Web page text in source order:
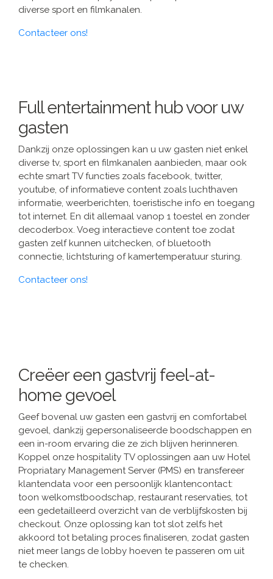
diverse sport en filmkanalen.
Contacteer ons!
Full entertainment hub voor uw
gasten
Dankzij onze oplossingen kan u uw gasten niet enkel
diverse tv, sport en filmkanalen aanbieden, maar ook
echte smart TV functies zoals facebook, twitter,
youtube, of informatieve content zoals luchthaven
informatie, weerberichten, toeristische info en toegang
tot internet. En dit allemaal vanop 1 toestel en zonder
decoderbox. Voeg interactieve content toe zodat
gasten zelf kunnen uitchecken, of bluetooth
connectie, lichtsturing of kamertemperatuur sturing.
Contacteer ons!
Creëer een gastvrij feel-at-
home gevoel
Geef bovenal uw gasten een gastvrij en comfortabel
gevoel, dankzij gepersonaliseerde boodschappen en
een in-room ervaring die ze zich blijven herinneren.
Koppel onze hospitality TV oplossingen aan uw Hotel
Propriatary Management Server (PMS) en transfereer
klantendata voor een persoonlijk klantencontact:
toon welkomstboodschap, restaurant reservaties, tot
een gedetailleerd overzicht van de verblijfskosten bij
checkout. Onze oplossing kan tot slot zelfs het
akkoord tot betaling proces finaliseren, zodat gasten
niet meer langs de lobby hoeven te passeren om uit
te checken.